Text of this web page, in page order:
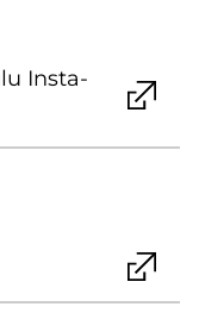
Ins­ta­